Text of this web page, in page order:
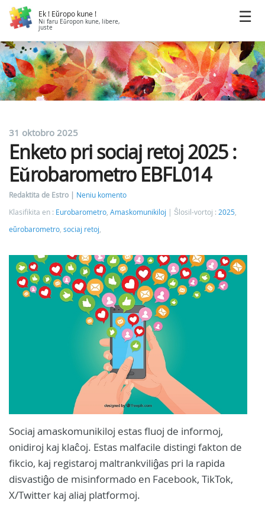
Ek ! Eŭropo kune !
Ni faru Eŭropon kune, libere,
juste
31 oktobro 2025
Enketo pri sociaj retoj 2025 :
Eŭrobarometro EBFL014
Redaktita de Estro
Neniu komento
Klasifikita en : Eurobarometro, Amaskomunikiloj Ŝlosil-vortoj : 2025,
eŭrobarometro, sociaj retoj,
Sociaj amaskomunikiloj estas fluoj de informoj,
onidiroj kaj klaĉoj. Estas malfacile distingi fakton de
fikcio, kaj registaroj maltrankviliĝas pri la rapida
disvastiĝo de misinformado en Facebook, TikTok,
X/Twitter kaj aliaj platformoj.